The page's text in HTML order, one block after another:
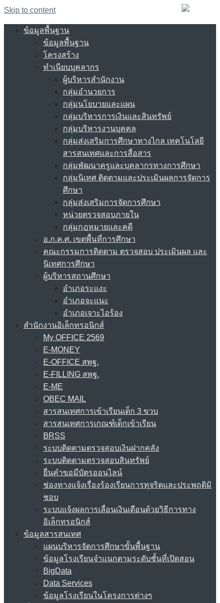
Skip to content
ข้อมูลพื้นฐาน
ข้อมูลพื้นฐาน
โครงสร้าง
ทำเนียบบุคลากร
ผู้บริหารสำนักงาน
กลุ่มอำนวยการ
กลุ่มนโยบายและแผน
กลุ่มบริหารการเงินและสินทรัพย์
กลุ่มบริหารงานบุคคล
กลุ่มส่งเสริมการศึกษาทางไกล เทคโนโลยี
สารสนเทศและการสื่อสาร
กลุ่มพัฒนาครูและบุคลากรทางการศึกษา
กลุ่มนิเทศ ติดตามและประเมินผลการจัดการ
ศึกษา
กลุ่มส่งเสริมการจัดการศึกษา
หน่วยตรวจสอบภายใน
กลุ่มกฎหมายและคดี
อ.ก.ค.ศ. เขตพื้นที่การศึกษา
คณะกรรมการติดตาม ตรวจสอบ ประเมินผล และ
นิเทศการศึกษา
ผู้บริหารสถานศึกษา
อำเภอระแงะ
อำเภอจะแนะ
อำเภอเจาะไอร้อง
สำนักงานอิเล็กทรอนิกส์
My OFFICE 2569
E-MONEY
E-OFFICE สพฐ.
E-FILLING สพฐ.
E-ME
OBEC MAIL
สารสนเทศการเข้าเรียนเด็ก 3 ขวบ
สารสนเทศการเกณฑ์เด็กเข้าเรียน
BRSS
ระบบติดตามตรวจสอบเงินฝากคลัง
ระบบติดตามตรวจสอบสินทรัพย์
ยื่นคำขอมีบัตรออนไลน์
ช่องทางแจ้งเรื่องร้องเรียนการทุจริตและประพฤติมิ
ชอบ
ระบบแจ้งผลการเลื่อนเงินเดือนด้วยวิธีการทาง
อิเล็กทรอนิกส์
ข้อมูลสารสนเทศ
แผนบริหารจัดการศึกษาขั้นพื้นฐาน
ข้อมูลโรงเรียนจำแนกตามระดับชั้นที่เปิดสอน
BigData
Data Services
ข้อมูลโรงเรียนในโครงการต่างๆ